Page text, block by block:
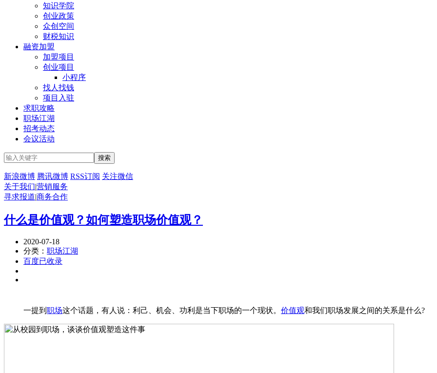
知识学院
创业政策
众创空间
财税知识
融资加盟
加盟项目
创业项目
小程序
找人找钱
项目入驻
求职攻略
职场江湖
招考动态
会议活动
新浪微博 腾讯微博 RSS订阅 关注微信
关于我们|营销服务
寻求报道|商务合作
什么是价值观？如何塑造职场价值观？
2020-07-18
分类： 职场江湖
百度已收录
一提到 职场这个话题，有人说：利己、机会、功利是当下职场的一个现状。 价值观和我们职场发展之间的关系是什么?